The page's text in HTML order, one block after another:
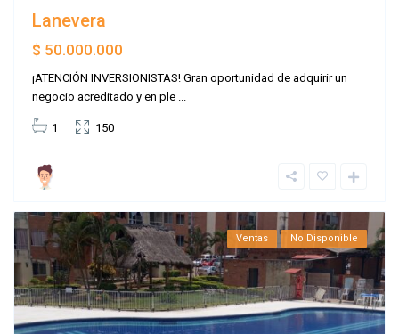
Lanevera
$ 50.000.000
¡ATENCIÓN INVERSIONISTAS! Gran oportunidad de adquirir un
negocio acreditado y en ple ...
1 150
Ventas No Disponible